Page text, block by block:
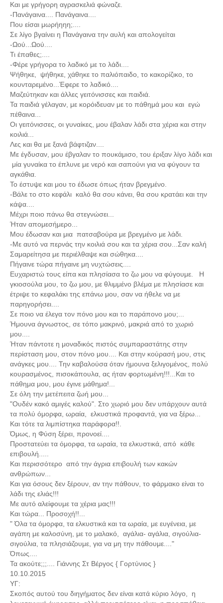
Και με γρήγορη αγρασκελιά φώναζε.
-Πανάγαινα.... Πανάγαινα....
Που είσαι μωρήηηη;....
Σε λίγο βγαίνει η Πανάγαινα την αυλή και απολογείται
-Ωού...Ωού....
Τι έπαθες;....
-Φέρε γρήγορα το λαδικό με το λάδι....
Ψήθηκε, ψήθηκε, χάθηκε το παλιόπαιδο, το κακορίζικο, το
κουνταρεμένο...Έφερε το λαδικό....
Μαζεύτηκαν και άλλες γειτόνισσες και παιδιά.
Τα παιδιά γέλαγαν, με κορόιδευαν με το πάθημά μου και εγώ
πέθαινα...
Οι γειτόνισσες, οι γυναίκες, μου έβαλαν λάδι στα χέρια και στην
κοιλιά...
Λες και θα με ξανά βάφτιζαν....
Με έγδυσαν, μου έβγαλαν το πουκάμισο, του έριξαν λίγο λάδι και
μία γυναίκα το έπλυνε με νερό και σαπούνι για να φύγουν τα
αγκάθια.
Το έστυψε και μου το έδωσε όπως ήταν βρεγμένο.
-Βάλε το στο κεφάλι καλό θα σου κάνει, θα σου κρατάει και την
κάψα....
Μέχρι ποιο πάνω θα στεγνώσει...
Ήταν απομεσήμερο...
Μου έδωσαν και μια πατσαβούρα με βρεγμένο με λάδι.
-Με αυτό να περνάς την κοιλιά σου και τα χέρια σου... Σαν καλή
Σαμαρείτησα με περιέλθαψε και σώθηκα....
Πήγαινε τώρα πήγαινε μη νυχτώσεις....
Ευχαριστώ τους είπα και πλησίασα το ζω μου να φύγουμε. Η
γκιοσούλα μου, το ζω μου, με θλιμμένο βλέμα με πλησίασε και
έτριψε το κεφαλάκι της επάνω μου, σαν να ήθελε να με
παρηγορήσει....
Σε ποιο να έλεγα τον πόνο μου και το παράπονο μου;...
Ήμουνα άγνωστος, σε τόπο μακρινό, μακριά από το χωριό
μου....
Ήταν πάντοτε η μοναδικός πιστός συμπαραστάτης στην
περίσταση μου, στον πόνο μου.... Και στην κούρασή μου, στις
ανάγκες μου.... Την καβαλούσα όταν ήμουνα ξελιγομένος, πολύ
κουρασμένος, πισοκάπουλα, ας ήταν φορτωμένη!!!...Και το
πάθημα μου, μου έγινε μάθημα!...
Σε όλη την μετέπειτα ζωή μου...
"Ουδέν κακό αμιγές καλού". Στο χωριό μου δεν υπάρχουν αυτά
τα πολύ όμορφα, ωραία, ελκυστικά προφαντά, για να ξέρω...
Και τότε τα λιμπίστηκα παράφορα!!.
Όμως, η Φύση ξέρει, προνοεί....
Προστατεύει τα όμορφα, τα ωραία, τα ελκυστικά, από κάθε
επιβουλή.....
Και περισσότερο από την άγρια επιβουλή των κακών
ανθρώπων...
Και για όσους δεν ξέρουν, αν την πάθουν, το φάρμακο είναι το
λάδι της ελιάς!!!
Με αυτό αλείφουμε τα χέρια μας!!!
Και τώρα... Προσοχή!!...
" Όλα τα όμορφα, τα ελκυστικά και τα ωραία, με ευγένεια, με
αγάπη με καλοσύνη, με το μαλακό, αγάλια- αγάλια, σιγούλια-
σιγούλια, τα πλησιάζουμε, για να μη την πάθουμε...."
Όπως....
Τα ακούτε;;;.... Γιάννης Στ Βέργος { Γορτύνιος }
10.10.2015
ΥΓ:
Σκοπός αυτού του διηγήματος δεν είναι κατά κύριο λόγο, η